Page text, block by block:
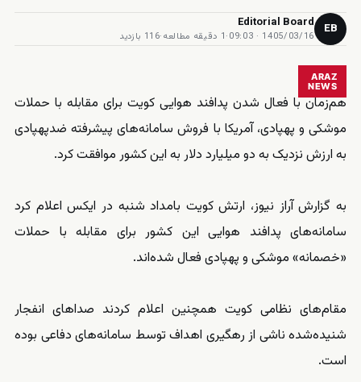
EB
Editorial Board
1405/03/16 · 09:03
·1 دقیقه مطالعه ·116 بازدید
ARAZ
NEWS
هم‌زمان با فعال شدن پدافند هوایی کویت برای مقابله با حملات
موشکی و پهپادی، آمریکا با فروش سامانه‌های پیشرفته ضدپهپادی
به ارزش نزدیک به دو میلیارد دلار به این کشور موافقت کرد.
به گزارش آراز نیوز، ارتش کویت بامداد شنبه در ایکس اعلام کرد
سامانه‌های پدافند هوایی این کشور برای مقابله با حملات
«خصمانه» موشکی و پهپادی فعال شده‌اند.
مقام‌های نظامی کویت همچنین اعلام کردند صداهای انفجار
شنیده‌شده ناشی از رهگیری اهداف توسط سامانه‌های دفاعی بوده
است.